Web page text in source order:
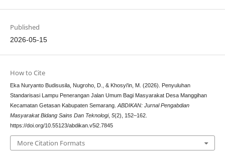
Published
2026-05-15
How to Cite
Eka Nuryanto Budisusila, Nugroho, D., & Khosyi'in, M. (2026). Penyuluhan
Standarisasi Lampu Penerangan Jalan Umum Bagi Masyarakat Desa Manggihan
Kecamatan Getasan Kabupaten Semarang. ABDIKAN: Jurnal Pengabdian
Masyarakat Bidang Sains Dan Teknologi, 5(2), 152–162.
https://doi.org/10.55123/abdikan.v5i2.7845
More Citation Formats